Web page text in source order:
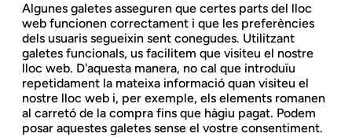
Algunes galetes asseguren que certes parts del lloc
web funcionen correctament i que les preferències
dels usuaris segueixin sent conegudes. Utilitzant
galetes funcionals, us facilitem que visiteu el nostre
lloc web. D'aquesta manera, no cal que introduïu
repetidament la mateixa informació quan visiteu el
nostre lloc web i, per exemple, els elements romanen
al carretó de la compra fins que hàgiu pagat. Podem
posar aquestes galetes sense el vostre consentiment.